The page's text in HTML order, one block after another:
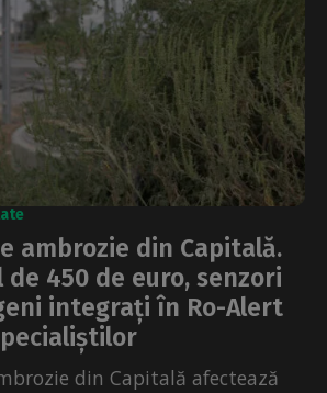
ambrozie din Capitală.
450 de euro, senzori
integrați în Ro-Alert
din Capitală afectează